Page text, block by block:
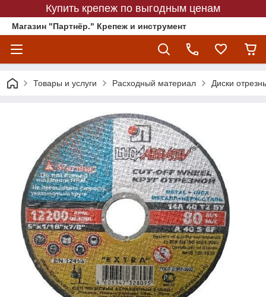
Купить крепеж по выгодным ценам
Магазин "Партнёр." Крепеж и инструмент
Товары и услуги Расходный материал Диски